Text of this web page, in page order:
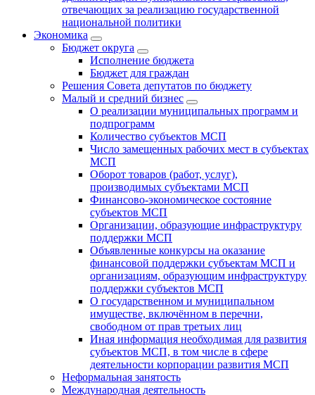
отвечающих за реализацию государственной
национальной политики
Экономика
Бюджет округa
Исполнение бюджета
Бюджет для граждан
Решения Совета депутатов по бюджету
Малый и средний бизнес
О реализации муниципальных программ и
подпрограмм
Количество субъектов МСП
Число замещенных рабочих мест в субъектах
МСП
Оборот товаров (работ, услуг),
производимых субъектами МСП
Финансово-экономическое состояние
субъектов МСП
Организации, образующие инфраструктуру
поддержки МСП
Объявленные конкурсы на оказание
финансовой поддержки субъектам МСП и
организациям, образующим инфраструктуру
поддержки субъектов МСП
О государственном и муниципальном
имуществе, включённом в перечни,
свободном от прав третьих лиц
Иная информация необходимая для развития
субъектов МСП, в том числе в сфере
деятельности корпорации развития МСП
Неформальная занятость
Международная деятельность